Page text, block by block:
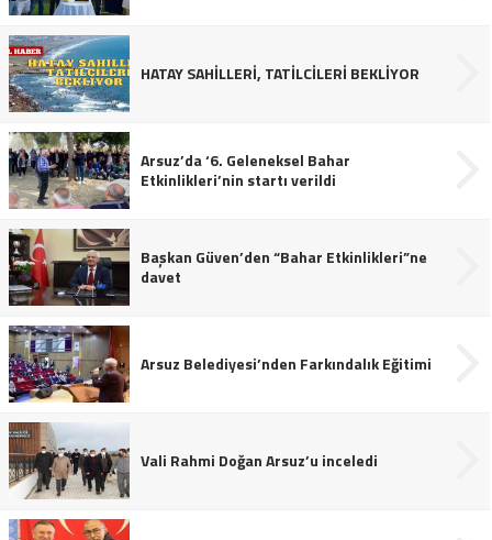
HATAY SAHİLLERİ, TATİLCİLERİ BEKLİYOR
Arsuz’da ‘6. Geleneksel Bahar
Etkinlikleri’nin startı verildi
Başkan Güven’den “Bahar Etkinlikleri”ne
davet
Arsuz Belediyesi’nden Farkındalık Eğitimi
Vali Rahmi Doğan Arsuz’u inceledi